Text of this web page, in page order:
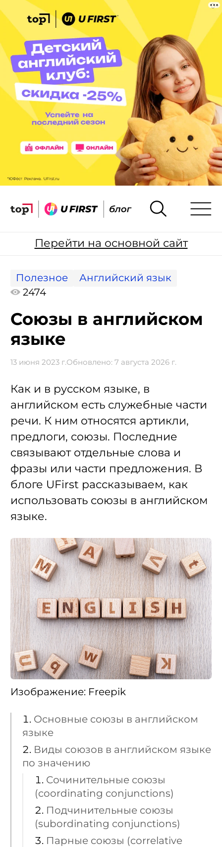
Перейти на основной сайт
Полезное
Английский язык
2474
Союзы в английском
языке
13 июня 2023 г.Обновлено: 7 августа 2026 г.
Как и в русском языке, в
английском есть служебные части
речи. К ним относятся артикли,
предлоги, союзы. Последние
связывают отдельные слова и
фразы или части предложения. В
блоге UFirst рассказываем, как
использовать союзы в английском
языке.
Изображение: Freepik
Основные союзы в английском
языке
Виды союзов в английском языке
по значению
Сочинительные союзы
(coordinating conjunctions)
Подчинительные союзы
(subordinating conjunctions)
Парные союзы (correlative